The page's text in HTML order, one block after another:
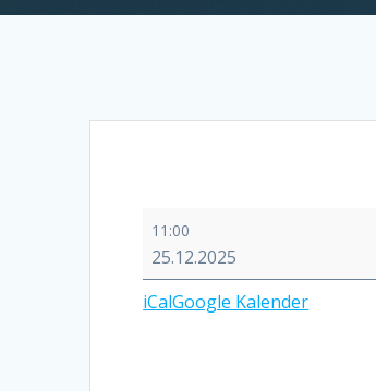
Hauptgottesdienst
zum
Christfesttag
11:00
25.12.2025
iCalGoogle Kalender